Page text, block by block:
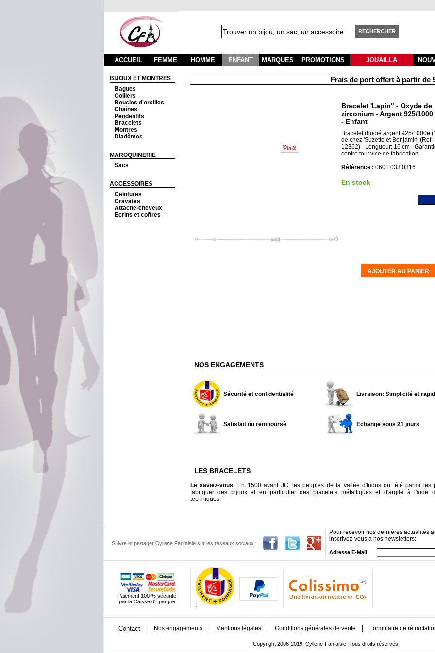
RECHERCHER
ACCUEIL FEMME HOMME ENFANT MARQUES PROMOTIONS JOUAILLA
BIJOUX ET MONTRES
Bagues
Colliers
Boucles d'oreilles
Chaînes
Pendentifs
Bracelets
Montres
Diadèmes
MAROQUINERIE
Sacs
ACCESSOIRES
Ceintures
Cravates
Attache-cheveux
Ecrins et coffres
Frais de port offert à partir de
Bracelet 'Lapin" - Oxyde de
zirconium - Argent 925/
- Enfant
Bracelet rhodié argent 925/1000e
de chez 'Suzette et Benjamin' (Ref:
12362) - Longueur: 16 cm -
contre tout vice de fabrication
Référence : 0601.033.0316
En stock
AJOUTER AU PANIER
NOS ENGAGEMENTS
Sécurité et confidentialité Livraison: Simplicité et
Satisfait ou remboursé Echange sous 21 jours
LES BRACELETS
Le saviez-vous: En 1500 avant JC, les peuples de la vallée d'Indus ont été parmi les
fabriquer des bijoux et en particulier des bracelets métalliques et d'argile à l'aide
techniques.
Suivre et partager Cyllene Fantaisie sur les réseaux sociaux
Pour recevoir nos dernières actualités
inscrivez-vous à nos newsletters:
Adresse E-Mail:
Paiement 100 % sécurité
par la Caisse d'Epargne
'
Contact Nos engagements Mentions légales Conditions générales de vente Formulaire de
Copyright 2006-2019, Cyllene-Fantaisie. Tous droits réservés.